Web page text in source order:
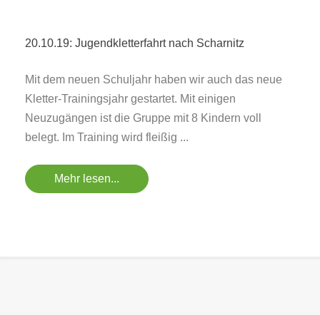
20.10.19: Jugendkletterfahrt nach Scharnitz
Mit dem neuen Schuljahr haben wir auch das neue
Kletter-Trainingsjahr gestartet. Mit einigen
Neuzugängen ist die Gruppe mit 8 Kindern voll
belegt. Im Training wird fleißig ...
Mehr lesen...